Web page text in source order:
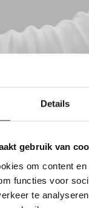
functies voor
te
gebruik van onze
media,cm Cacti mat